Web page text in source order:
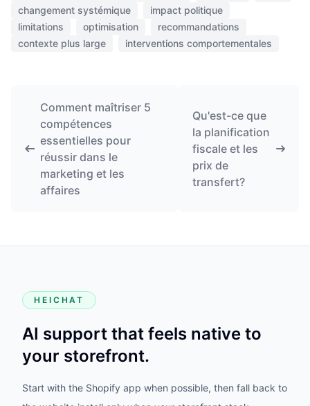
changement systémique
impact politique
limitations
optimisation
recommandations
contexte plus large
interventions comportementales
Comment maîtriser 5
compétences
essentielles pour
réussir dans le
marketing et les
affaires
Qu'est-ce que
la planification
fiscale et les
prix de
transfert?
HEICHAT
AI support that feels native to
your storefront.
Start with the Shopify app when possible, then fall back to